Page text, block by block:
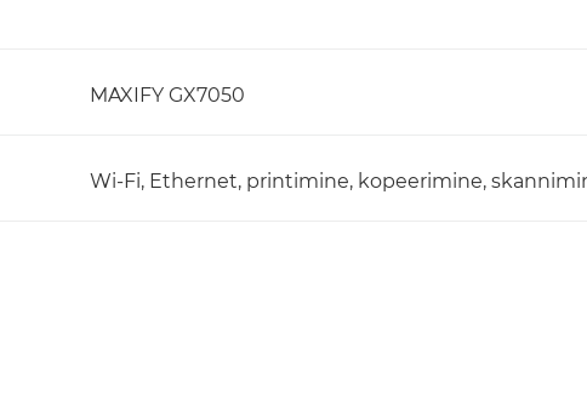
MAXIFY GX7050
Wi-Fi, Ethernet, printimine, kopeerimine,